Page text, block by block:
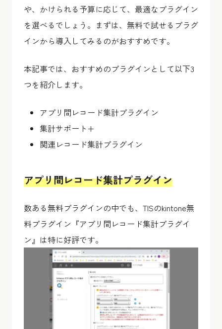
や、かけられる予算に応じて、最適なプラグイン
を選べるでしょう。まずは、無料で試せるプラグ
インから導入してみるのがおすすめです。
本記事では、おすすめのプラグインとして以下3
つを紹介します。
アプリ間レコード集計プラグイン
集計サポート+
関連レコード集計プラグイン
アプリ間レコード集計プラグイン
数ある無料プラグインの中でも、TISのkintone無
料プラグイン『アプリ間レコード集計プラグイ
ン』は特に好評です。